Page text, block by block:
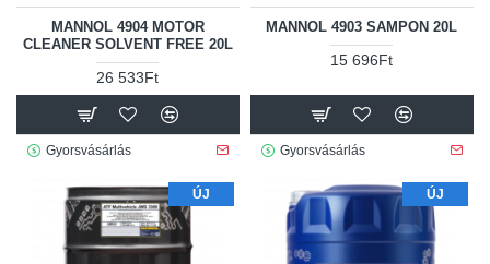
MANNOL 4904 MOTOR
CLEANER SOLVENT FREE 20L
26 533Ft
Gyorsvásárlás
MANNOL 4903 SAMPON 20L
15 696Ft
Gyorsvásárlás
ÚJ ÚJ